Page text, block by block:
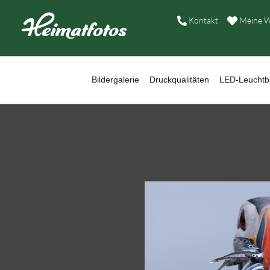
Kontakt Meine
Bildergalerie Druckqualitäten LED-